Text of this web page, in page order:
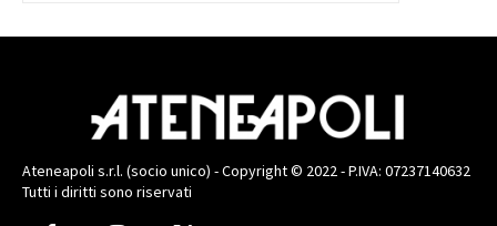
Ateneapoli s.r.l. (socio unico) - Copyright © 2022 - P.IVA: 07237140632
Tutti i diritti sono riservati